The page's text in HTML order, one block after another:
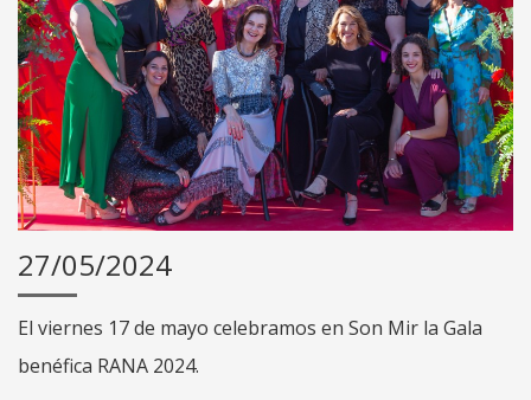
27/05/2024
El viernes 17 de mayo celebramos en Son Mir la Gala
benéfica RANA 2024.